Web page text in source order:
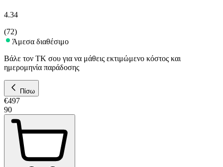
4.34
(72)
Άμεσα διαθέσιμο
Βάλε τον ΤΚ σου για να μάθεις εκτιμώμενο κόστος και
ημερομηνία παράδοσης
Πίσω
€497
90